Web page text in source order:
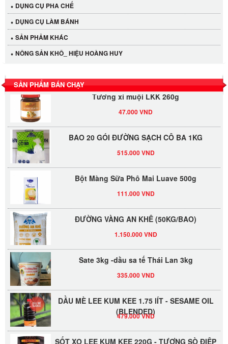
DỤNG CỤ PHA CHẾ
DỤNG CỤ LÀM BÁNH
SẢN PHẢM KHÁC
NÔNG SẢN KHÔ_ HIỆU HOÀNG HUY
SẢN PHẨM BÁN CHẠY
LỐC 12 HỦ Tương xí muội LKK 260g
Tương xí muội LKK 260g
47.000 VND
BAO 20 GÓI ĐƯỜNG SẠCH CÔ BA 1KG
515.000 VND
Bột Màng Sữa Phô Mai Luave 500g
111.000 VND
ĐƯỜNG VÀNG AN KHÊ (50KG/BAO)
1.150.000 VND
Sate 3kg -dầu sa tế Thái Lan 3kg
335.000 VND
DẦU MÈ LEE KUM KEE 1.75 lÍT - SESAME OIL
(BLENDED)
479.000 VND
SỐT XO LEE KUM KEE 220G - TƯƠNG SÒ ĐIỆP